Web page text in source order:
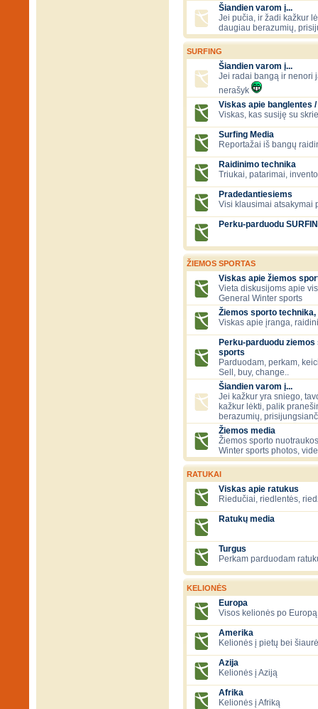
Šiandien varom į...
Jei pučia, ir žadi kažkur
daugiau berazumių,
SURFING
Šiandien varom į...
Jei radai bangą ir nenori
nerašyk
Viskas apie banglentes
Viskas, kas susiję su
Surfing Media
Reportažai iš bangų
Raidinimo technika
Triukai, patarimai,
Pradedantiesiems
Visi klausimai atsakymai
Perku-parduodu
ŽIEMOS SPORTAS
Viskas apie žiemos
Vieta diskusijoms apie
General Winter sports
Žiemos sporto
Viskas apie įranga,
Perku-parduodu
sports
Parduodam, perkam,
Sell, buy, change..
Šiandien varom į...
Jei kažkur yra sniego,
kažkur lėkti, palik
berazumių,
Žiemos media
Žiemos sporto
Winter sports photos,
RATUKAI
Viskas apie ratukus
Riedučiai, riedlentės,
Ratukų media
Turgus
Perkam parduodam
KELIONĖS
Europa
Visos kelionės po
Amerika
Kelionės į pietų bei
Azija
Kelionės į Aziją
Afrika
Kelionės į Afriką